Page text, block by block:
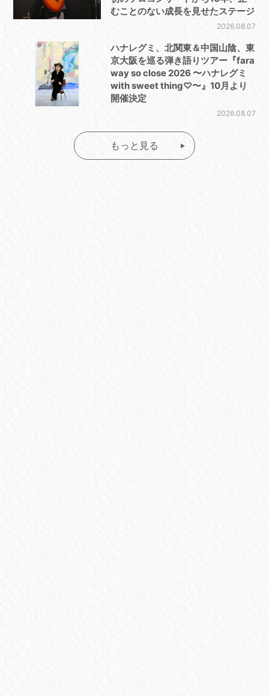
むことのない成長を見せたステージ
2026.08.07
ハナレグミ、北関東＆中国山陰、東
京大阪を巡る弾き語りツアー『fara
way so close 2026 〜ハナレグミ
with sweet thing♡〜』10月より
開催決定
2026.08.07
もっと見る